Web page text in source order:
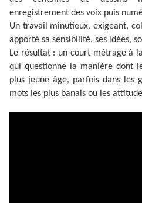
enregistrement des voix puis
Un travail minutieux, exigeant,
apporté sa sensibilité, ses idées,
Le résultat : un court-métrage à
qui questionne la manière dont
plus jeune âge, parfois dans les
mots les plus banals ou les